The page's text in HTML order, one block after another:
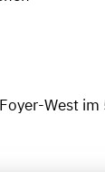
West